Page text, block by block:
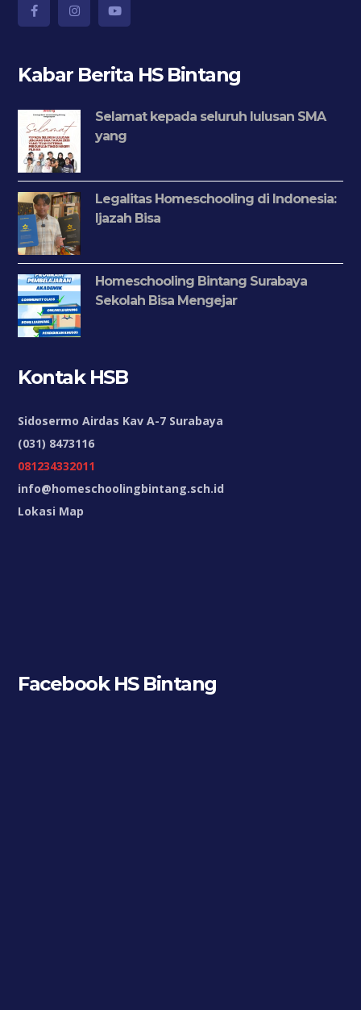
Kabar Berita HS Bintang
Selamat kepada seluruh lulusan SMA
yang
Legalitas Homeschooling di Indonesia:
Ijazah Bisa
Homeschooling Bintang Surabaya
Sekolah Bisa Mengejar
Kontak HSB
Sidosermo Airdas Kav A-7 Surabaya
(031) 8473116
081234332011
info@homeschoolingbintang.sch.id
Lokasi Map
Facebook HS Bintang